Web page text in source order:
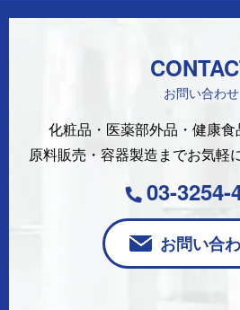
お問い合わせ
化粧品・医薬部外品・健康食
原料販売・容器製造までお気軽
03-3254-
お問い合